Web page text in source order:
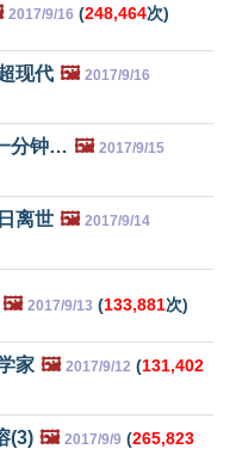
2017/9/16 (248,464次)
现代 🖼️ 2017/9/16
分钟… 🖼️ 2017/9/15
离世 🖼️ 2017/9/14
🖼️ 2017/9/13 (133,881次)
家 🖼️ 2017/9/12 (131,402
(3) 🖼️ 2017/9/9 (265,823